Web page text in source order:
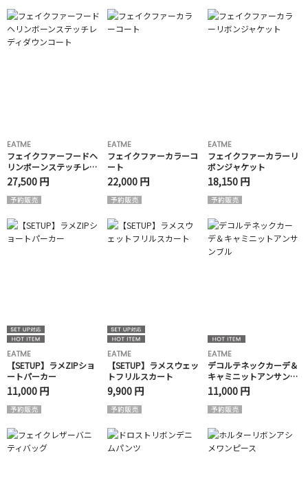
EATME
フェイクファーフードヘ
リンボーンステッチレデ
ィダウンコート
27,500 円
EATME
フェイクファーカラーコ
ート
22,000 円
EATME
フェイクファーカラーリ
ボンジャケット
18,150 円
EATME
【SETUP】ラメZIPショ
ートパーカー
11,000 円
EATME
【SETUP】ラメスウェッ
トフリルスカート
9,900 円
EATME
デコルテネックカーデ＆
キャミニットアンサンブ
ル
11,000 円